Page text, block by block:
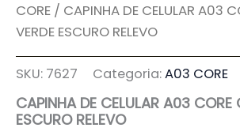
CORE / CAPINHA DE CELULAR A03
VERDE ESCURO RELEVO
SKU: 7627 Categoria:A03 CORE
CAPINHA DE CELULAR A03 CORE
ESCURO RELEVO